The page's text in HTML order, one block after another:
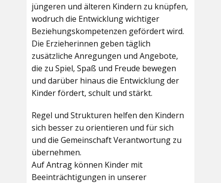
jüngeren und älteren Kindern zu knüpfen,
wodruch die Entwicklung wichtiger
Beziehungskompetenzen gefördert wird.
Die Erzieherinnen geben täglich
zusätzliche Anregungen und Angebote,
die zu Spiel, Spaß und Freude bewegen
und darüber hinaus die Entwicklung der
Kinder fördert, schult und stärkt.
Regel und Strukturen helfen den Kindern
sich besser zu orientieren und für sich
und die Gemeinschaft Verantwortung zu
übernehmen.
Auf Antrag können Kinder mit
Beeinträchtigungen in unserer